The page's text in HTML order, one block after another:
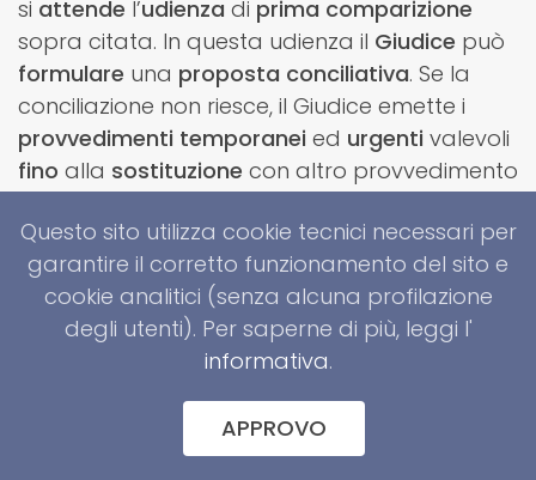
si attende l’udienza di prima comparizione
sopra citata. In questa udienza il Giudice può
formulare una proposta conciliativa. Se la
conciliazione non riesce, il Giudice emette i
provvedimenti temporanei ed urgenti valevoli
fino alla sostituzione con altro provvedimento
Spesso il cliente si preoccupa dellanotifica
del ricorso, ossia del momento in cui il coniuge
verrà a conoscenza di quanto è stato scritto.
difensore tranquillizza
dicendogli che un accordo si può trovare
sempre, anche durante la prima
Questo sito utilizza cookie tecnici necessari per
garantire il corretto funzionamento del sito e
cookie analitici (senza alcuna profilazione
degli utenti). Per saperne di più, leggi l'
informativa.
APPROVO